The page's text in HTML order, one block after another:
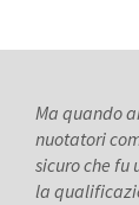
Ma quando
nuotatori
sicuro che
la